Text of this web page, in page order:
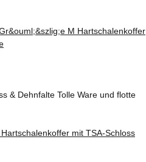
& Dehnfalte Tolle Ware und flotte